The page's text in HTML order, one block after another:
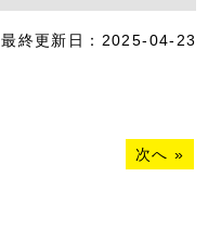
最終更新日：2025-04-23
次へ »